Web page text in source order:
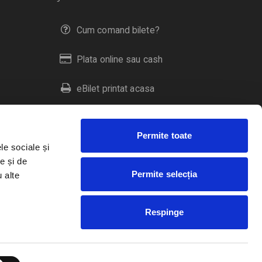
sociale și
și de
alte
Permite toate
Permite selecția
Respinge
Cum comand bilete?
Plata online sau cash
eBilet printat acasa
Livrare prin curier
Duplicare bilete